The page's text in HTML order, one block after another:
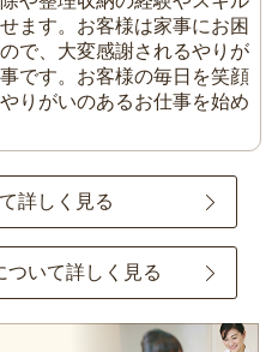
ます。お客様は家事にお困
で、大変感謝されるやりが
です。お客様の毎日を笑顔
りがいのあるお仕事を始め
詳しく見る
ついて詳しく見る